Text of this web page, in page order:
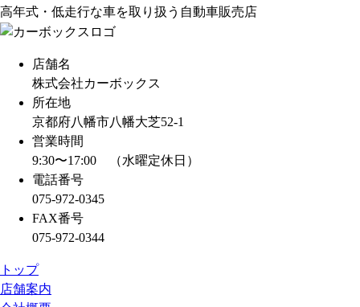
o
k
e
a
高年式・低走行な車を取り扱う自動車販売店
店舗名
株式会社カーボックス
所在地
京都府八幡市八幡大芝52-1
営業時間
9:30〜17:00 （水曜定休日）
電話番号
075-972-0345
FAX番号
075-972-0344
トップ
店舗案内